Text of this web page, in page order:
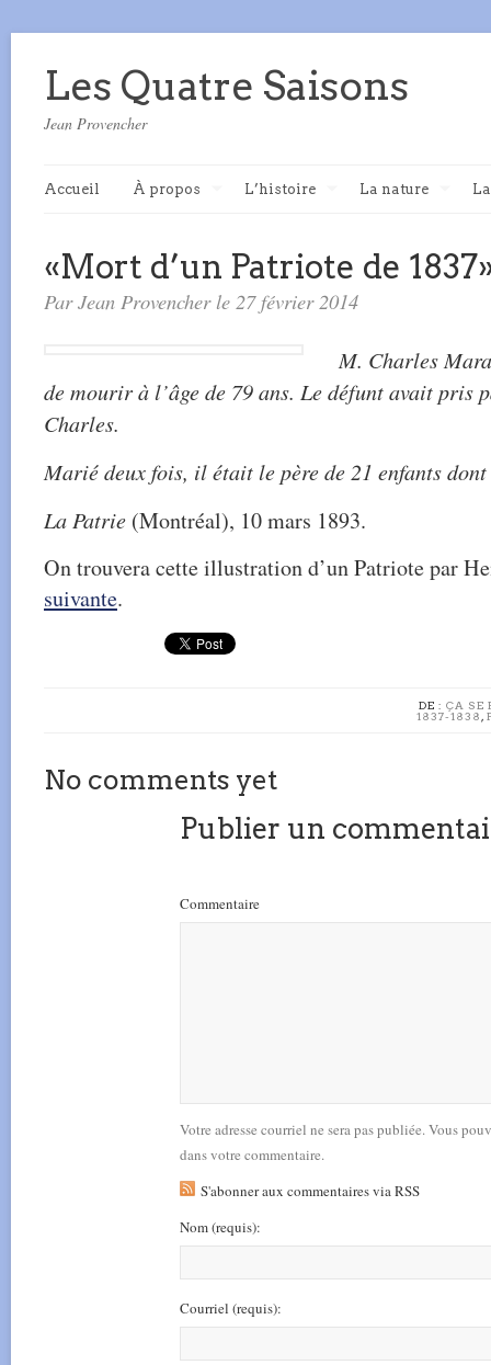
Les Quatre Saisons
Jean Provencher
Accueil À propos L’histoire La nature
«Mort d’un Patriote de
Par Jean Provencher le 27 février 2014
M. Charles
de mourir à l’âge de 79 ans. Le défunt avait pris
Charles.
Marié deux fois, il était le père de 21 enfants
La Patrie (Montréal), 10 mars 1893.
On trouvera cette illustration d’un Patriote par
suivante.
DE : ÇA SE
1837-1838 ,
No comments yet
Publier un
Commentaire
Votre adresse courriel ne sera pas publiée. Vous
dans votre commentaire.
S'abonner aux commentaires via RSS
Nom(requis):
Courriel (requis):